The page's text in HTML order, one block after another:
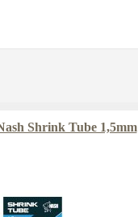
Shrink Tube 1,5mm